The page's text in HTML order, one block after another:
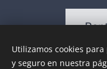
Utilizamos cookies
y seguro en nuestra